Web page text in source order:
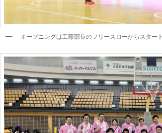
オープニングは工藤部長のフリースローからスター